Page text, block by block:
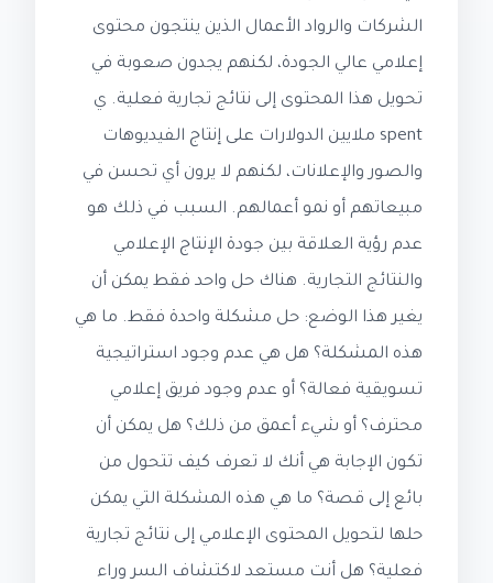
الشركات والرواد الأعمال الذين ينتجون محتوى
إعلامي عالي الجودة، لكنهم يجدون صعوبة في
تحويل هذا المحتوى إلى نتائج تجارية فعلية. ي
spent ملايين الدولارات على إنتاج الفيديوهات
والصور والإعلانات، لكنهم لا يرون أي تحسن في
مبيعاتهم أو نمو أعمالهم. السبب في ذلك هو
عدم رؤية العلاقة بين جودة الإنتاج الإعلامي
والنتائج التجارية. هناك حل واحد فقط يمكن أن
يغير هذا الوضع: حل مشكلة واحدة فقط. ما هي
هذه المشكلة؟ هل هي عدم وجود استراتيجية
تسويقية فعالة؟ أو عدم وجود فريق إعلامي
محترف؟ أو شيء أعمق من ذلك؟ هل يمكن أن
تكون الإجابة هي أنك لا تعرف كيف تتحول من
بائع إلى قصة؟ ما هي هذه المشكلة التي يمكن
حلها لتحويل المحتوى الإعلامي إلى نتائج تجارية
فعلية؟ هل أنت مستعد لاكتشاف السر وراء